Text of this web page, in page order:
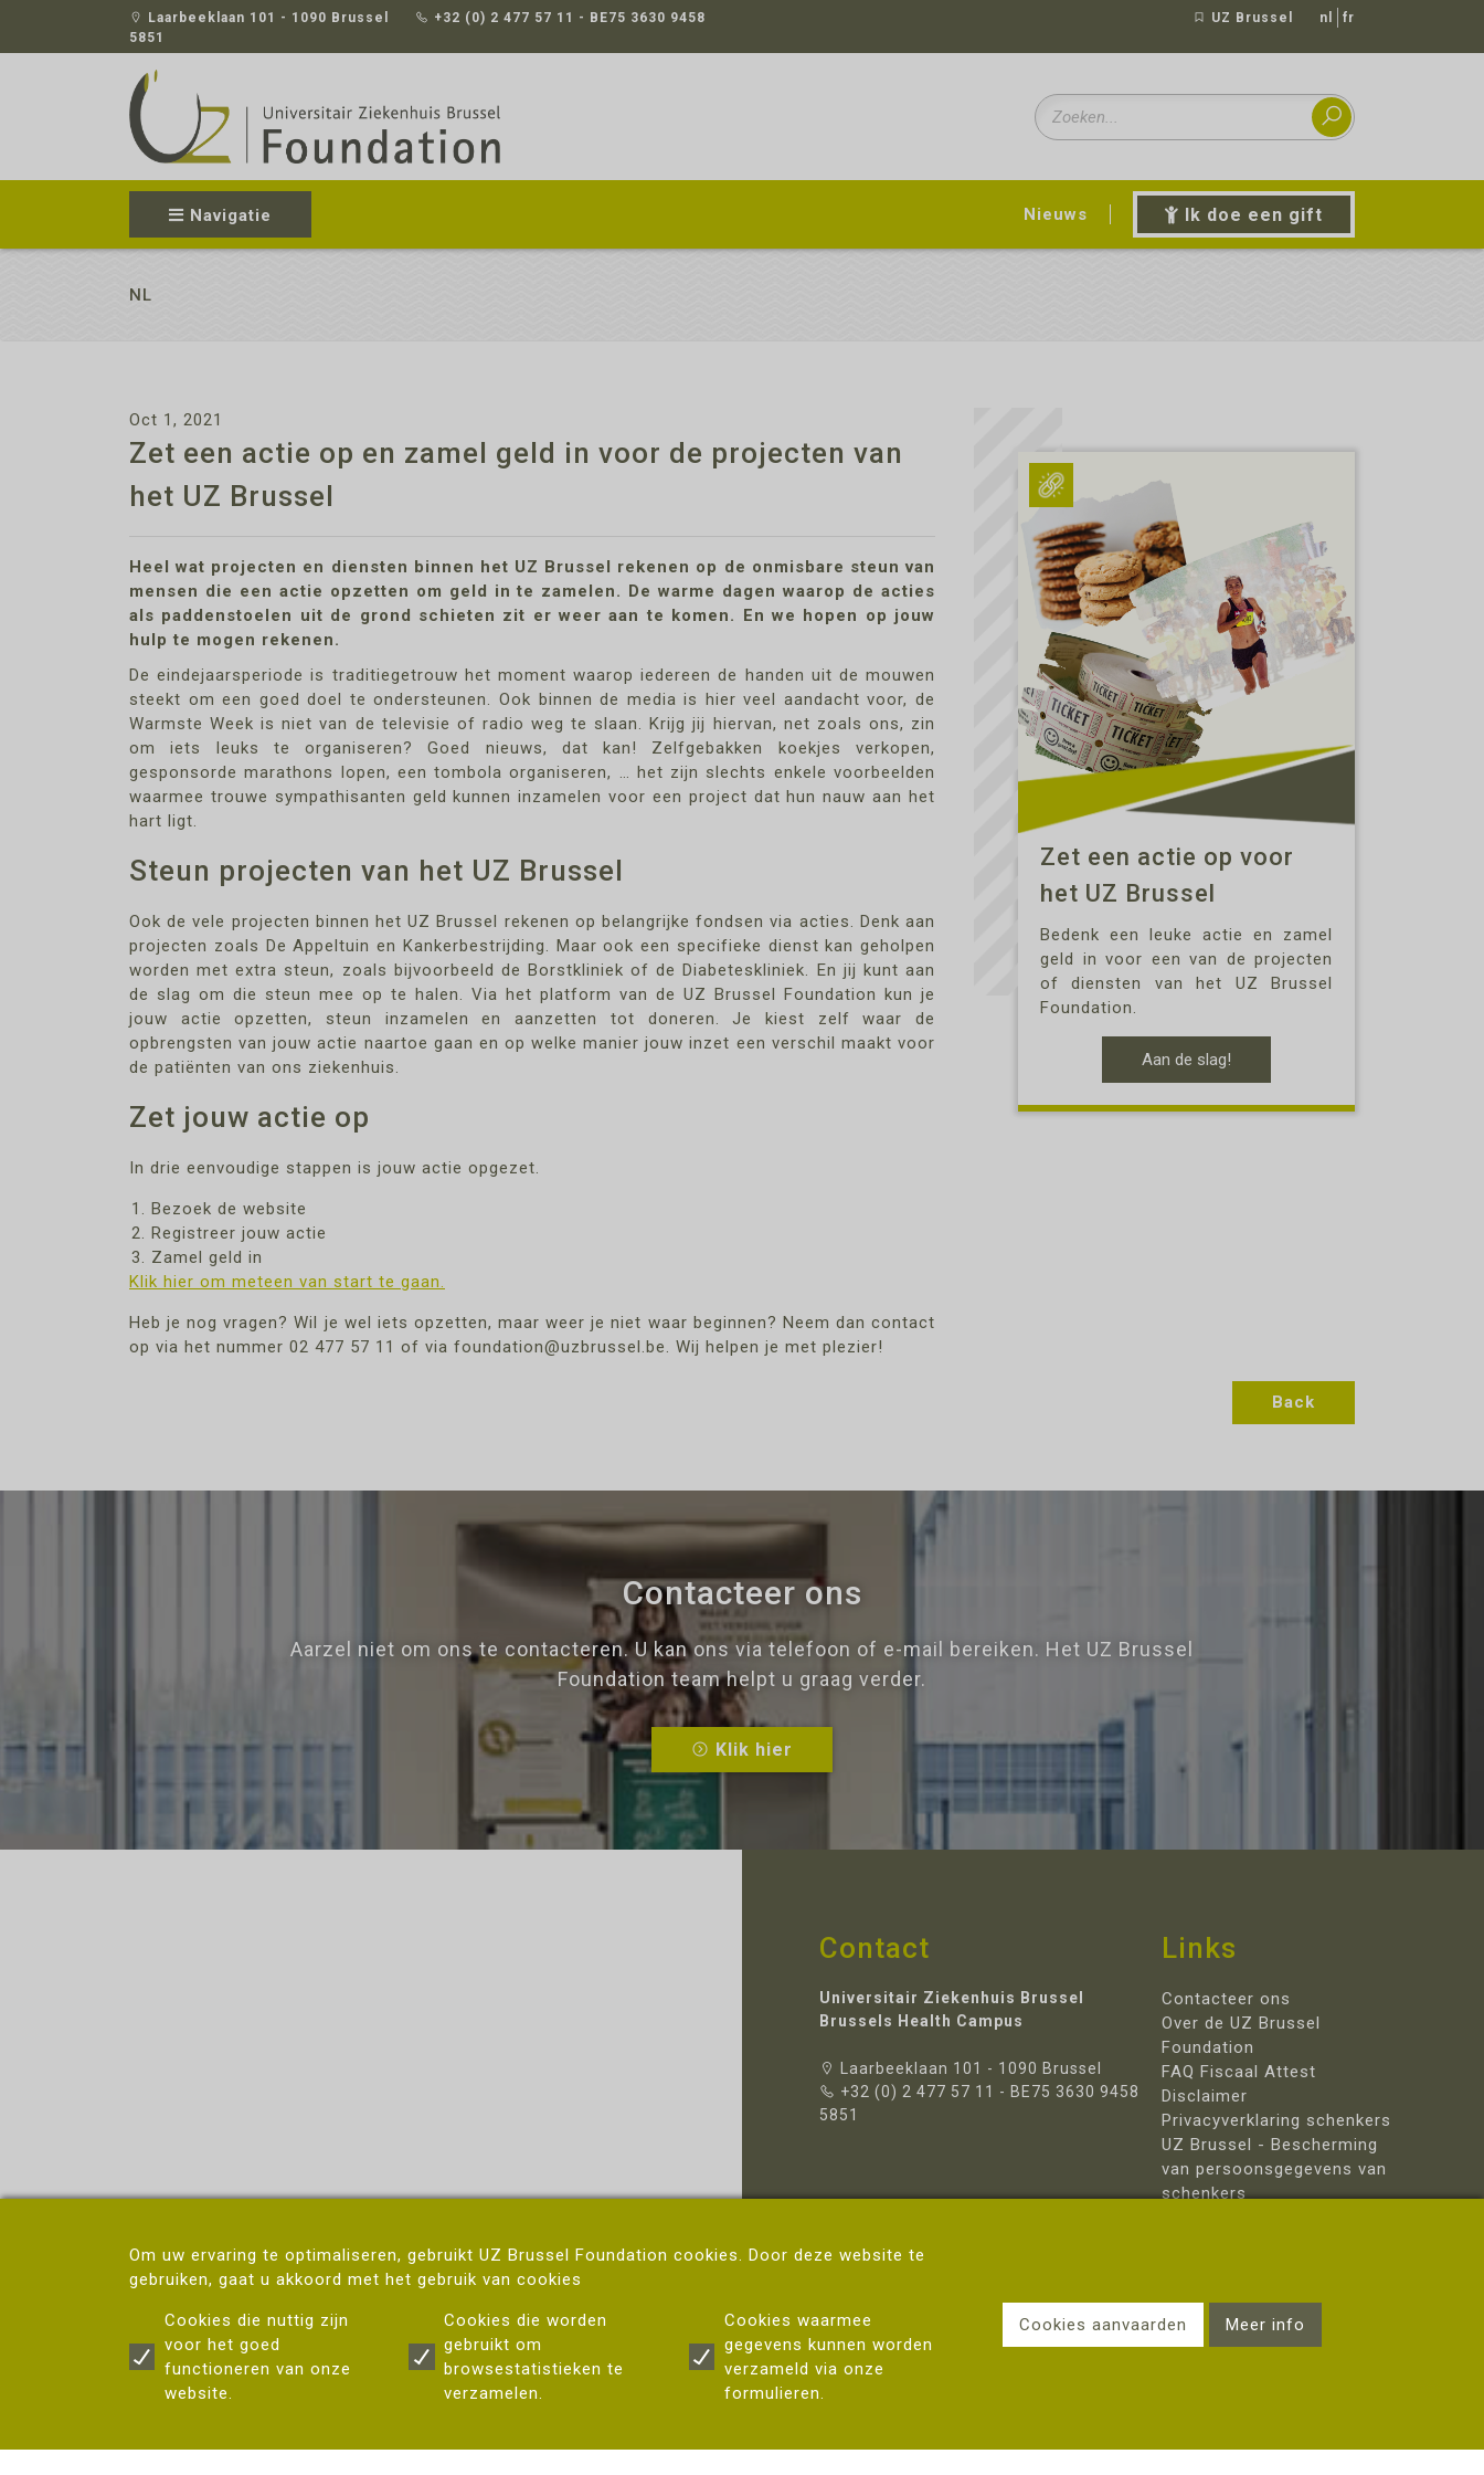
Om uw ervaring te optimaliseren, gebruikt UZ Brussel Foundation cookies. Door deze website te
gebruiken, gaat u akkoord met het gebruik van cookies
Cookies die nuttig zijn
voor het goed
functioneren van onze
website.
Cookies die worden
gebruikt om
browsestatistieken te
verzamelen.
Cookies waarmee
gegevens kunnen worden
verzameld via onze
formulieren.
Cookies aanvaarden Meer info
Laarbeeklaan 101 - 1090 Brussel
+32 (0) 2 477 57 11 - BE75 3630 9458
5851
UZ Brussel nl fr
Navigatie Nieuws Ik doe een gift
NL
Oct 1, 2021
Zet een actie op en zamel geld in voor de projecten van
het UZ Brussel
Heel wat projecten en diensten binnen het UZ Brussel rekenen op de onmisbare steun van
mensen die een actie opzetten om geld in te zamelen. De warme dagen waarop de acties
als paddenstoelen uit de grond schieten zit er weer aan te komen. En we hopen op jouw
hulp te mogen rekenen.
De eindejaarsperiode is traditiegetrouw het moment waarop iedereen de handen uit de mouwen
steekt om een goed doel te ondersteunen. Ook binnen de media is hier veel aandacht voor, de
Warmste Week is niet van de televisie of radio weg te slaan. Krijg jij hiervan, net zoals ons, zin
om iets leuks te organiseren? Goed nieuws, dat kan! Zelfgebakken koekjes verkopen,
gesponsorde marathons lopen, een tombola organiseren, … het zijn slechts enkele voorbeelden
waarmee trouwe sympathisanten geld kunnen inzamelen voor een project dat hun nauw aan het
hart ligt.
Steun projecten van het UZ Brussel
Ook de vele projecten binnen het UZ Brussel rekenen op belangrijke fondsen via acties. Denk aan
projecten zoals De Appeltuin en Kankerbestrijding. Maar ook een specifieke dienst kan geholpen
worden met extra steun, zoals bijvoorbeeld de Borstkliniek of de Diabeteskliniek. En jij kunt aan
de slag om die steun mee op te halen. Via het platform van de UZ Brussel Foundation kun je
jouw actie opzetten, steun inzamelen en aanzetten tot doneren. Je kiest zelf waar de
opbrengsten van jouw actie naartoe gaan en op welke manier jouw inzet een verschil maakt voor
de patiënten van ons ziekenhuis.
Zet jouw actie op
In drie eenvoudige stappen is jouw actie opgezet.
Bezoek de website
Registreer jouw actie
Zamel geld in
Klik hier om meteen van start te gaan.
Heb je nog vragen? Wil je wel iets opzetten, maar weer je niet waar beginnen? Neem dan contact
op via het nummer 02 477 57 11 of via foundation@uzbrussel.be. Wij helpen je met plezier!
Zet een actie op voor
het UZ Brussel
Bedenk een leuke actie en zamel
geld in voor een van de projecten
of diensten van het UZ Brussel
Foundation.
Aan de slag!
Back
Contacteer ons
Aarzel niet om ons te contacteren. U kan ons via telefoon of e-mail bereiken. Het UZ Brussel
Foundation team helpt u graag verder.
Klik hier
Contact
Universitair Ziekenhuis Brussel
Brussels Health Campus
Laarbeeklaan 101 - 1090 Brussel
+32 (0) 2 477 57 11 - BE75 3630 9458
5851
Links
Contacteer ons
Over de UZ Brussel
Foundation
FAQ Fiscaal Attest
Disclaimer
Privacyverklaring schenkers
UZ Brussel - Bescherming
van persoonsgegevens van
schenkers
Volg ons
CopyrightUniversitair Ziekenhuis Brussel Foundation© 2019-2026 | made bySynexis&Worldeur NT